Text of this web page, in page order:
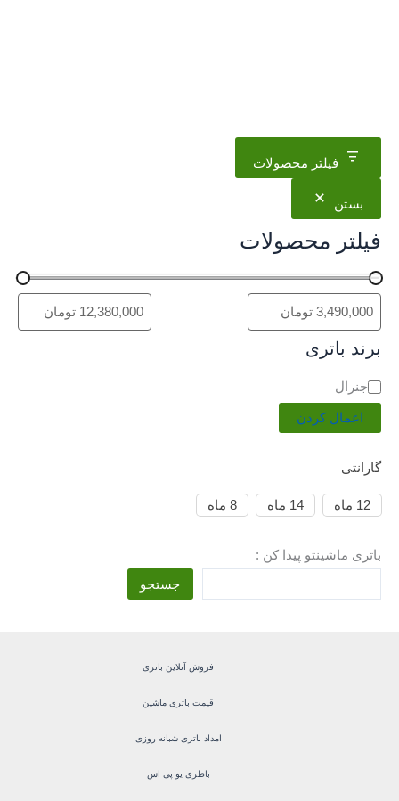
فیلتر محصولات
بستن
فیلتر محصولات
برند باتری
د
ت
ه
جنرال
اعمال کردن
گارانتی
12 ماه 14 ماه 8 ماه
باتری ماشینتو پیدا کن :
جستجو
فروش آنلاین باتری
قیمت باتری ماشین
امداد باتری شبانه روزی
باطری یو پی اس